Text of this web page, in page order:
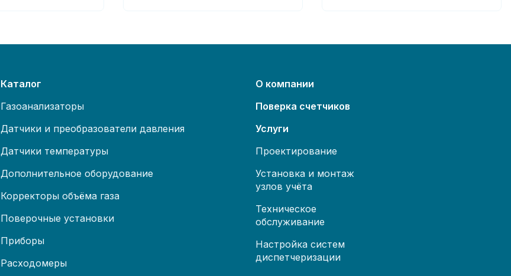
Каталог
Газоанализаторы
Датчики и преобразователи давления
Датчики температуры
Дополнительное оборудование
Корректоры объёма газа
Поверочные установки
Приборы
Расходомеры
О компании
Поверка счетчиков
Услуги
Проектирование
Установка и монтаж
узлов учёта
Техническое
обслуживание
Настройка систем
диспетчеризации